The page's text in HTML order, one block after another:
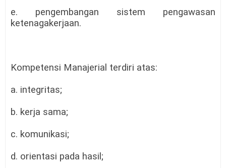
e. pengembangan sistem pengawasan
ketenagakerjaan.
Kompetensi Manajerial terdiri atas:
a. integritas;
b. kerja sama;
c. komunikasi;
d. orientasi pada hasil;